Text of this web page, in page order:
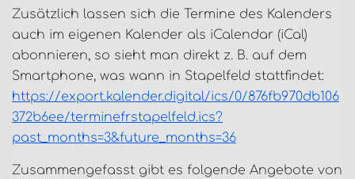
Zusätzlich lassen sich die Termine des Kalenders
auch im eigenen Kalender als iCalendar (iCal)
abonnieren, so sieht man direkt z. B. auf dem
Smartphone, was wann in Stapelfeld stattfindet:
https://export.kalender.digital/ics/0/876fb970db106
372b6ee/terminefrstapelfeld.ics?
past_months=3&future_months=36
Zusammengefasst gibt es folgende Angebote von